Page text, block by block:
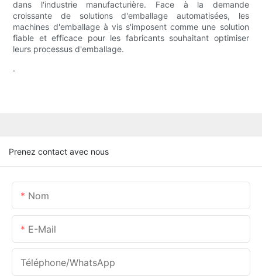
dans l'industrie manufacturière. Face à la demande
croissante de solutions d'emballage automatisées, les
machines d'emballage à vis s'imposent comme une solution
fiable et efficace pour les fabricants souhaitant optimiser
leurs processus d'emballage.
.
Prenez contact avec nous
Nom
E-Mail
Téléphone/WhatsApp